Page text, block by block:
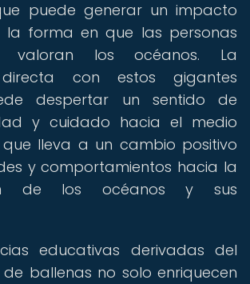
puede generar un impacto
la forma en que las personas
valoran los océanos. La
directa con estos gigantes
despertar un sentido de
y cuidado hacia el medio
lleva a un cambio positivo
y comportamientos hacia la
de los océanos y sus
educativas derivadas del
ballenas no solo enriquecen